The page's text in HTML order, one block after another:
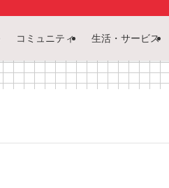
コミュニティ 生活・サービス